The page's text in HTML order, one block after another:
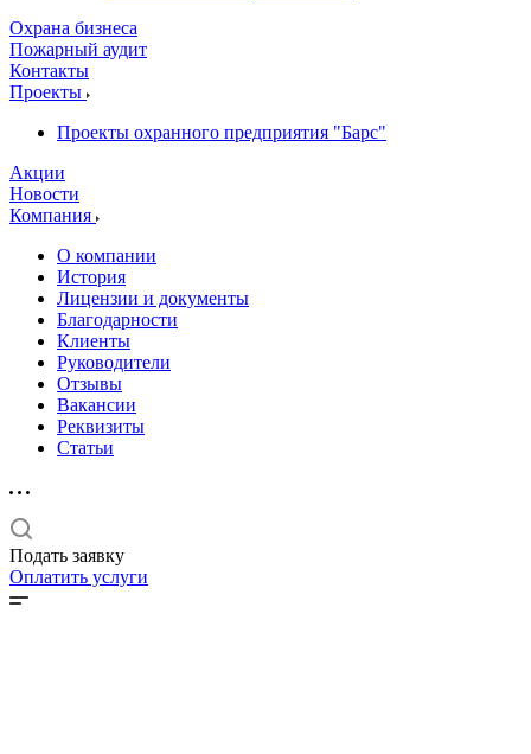
Охрана бизнеса
Пожарный аудит
Контакты
Проекты
Проекты охранного предприятия "Барс"
Акции
Новости
Компания
О компании
История
Лицензии и документы
Благодарности
Клиенты
Руководители
Отзывы
Вакансии
Реквизиты
Статьи
Подать заявку
Оплатить услуги